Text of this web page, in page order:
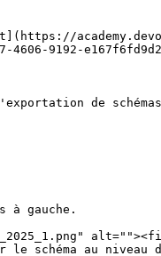
4606-9192-
l'exportation de
à gauche.
le schéma au